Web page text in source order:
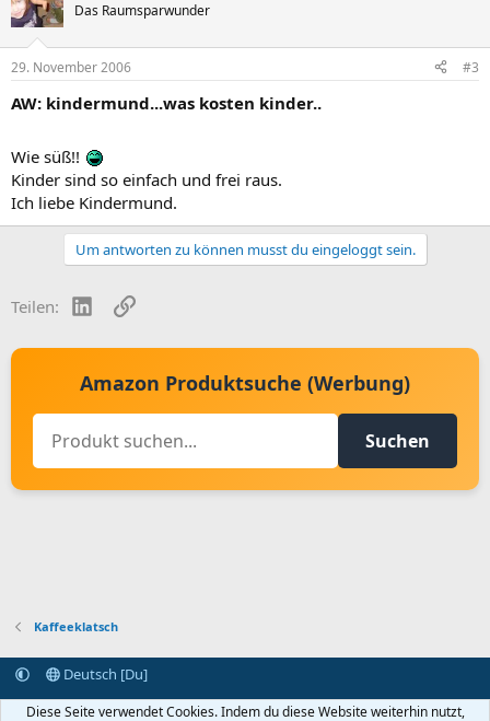
Das Raumsparwunder
29. November 2006 #3
AW: kindermund...was kosten kinder..
Wie süß!!
Kinder sind so einfach und frei raus.
Ich liebe Kindermund.
Um antworten zu können musst du eingeloggt sein.
Teilen: LinkedInLink
Amazon Produktsuche (Werbung)
Suchen
Kaffeeklatsch
Deutsch [Du]
Kontakt aufnehmen
Bedingungen und Regeln
Datenschutz
Diese Seite verwendet Cookies. Indem du diese Website weiterhin nutzt,